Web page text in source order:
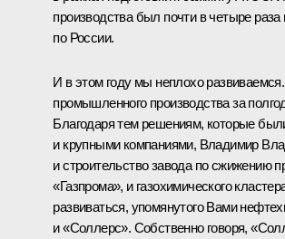
производства был почти в четыре
по России.
И в этом году мы неплохо
промышленного производства за
Благодаря тем решениям, которые
и крупными компаниями, Владимир
и строительство завода по сжижению
«Газпрома», и газохимического
развиваться, упомянутого Вами
и «Соллерс». Собственно говоря,